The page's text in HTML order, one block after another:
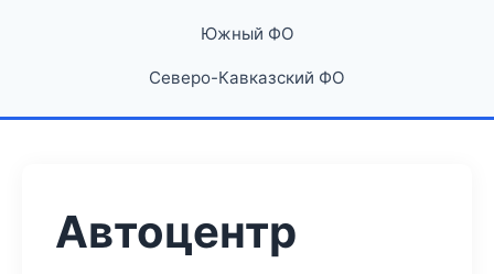
Южный ФО
Северо-Кавказский ФО
Автоцентр